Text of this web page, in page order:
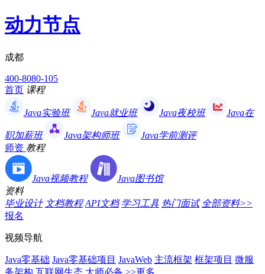
动力节点
成都
400-8080-105
首页 课程
Java实验班 Java就业班 Java夜校班 Java在
职加薪班 Java架构师班
Java学前测评
师资 教程
Java视频教程
Java图书馆
资料
毕业设计 文档教程 API文档 学习工具 热门面试 全部资料>>
报名
视频导航
Java零基础 Java零基础项目 JavaWeb 主流框架 框架项目 微服
务架构 互联网生态 大师必备 >>更多